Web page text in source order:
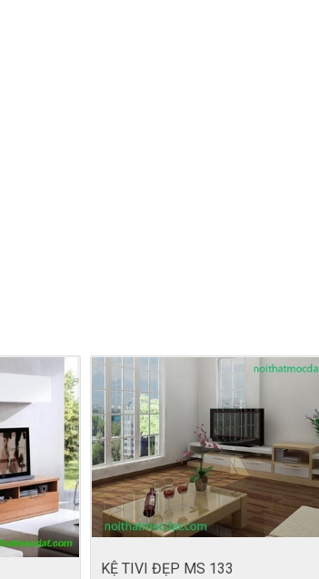
KỆ TIVI ĐẸP MS 133